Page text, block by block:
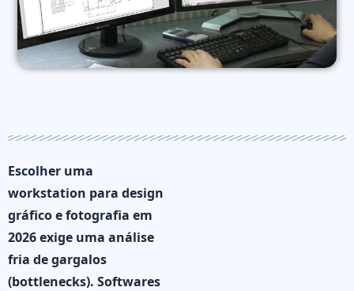
Escolher uma
workstation para design
gráfico e fotografia em
2026 exige uma análise
fria de gargalos
(bottlenecks). Softwares